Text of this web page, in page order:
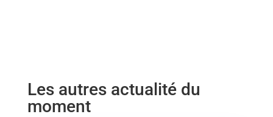
Les autres actualité du
moment